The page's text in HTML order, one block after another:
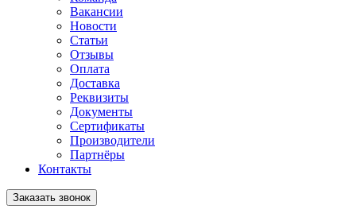
Вакансии
Новости
Статьи
Отзывы
Оплата
Доставка
Реквизиты
Документы
Сертификаты
Производители
Партнёры
Контакты
Заказать звонок